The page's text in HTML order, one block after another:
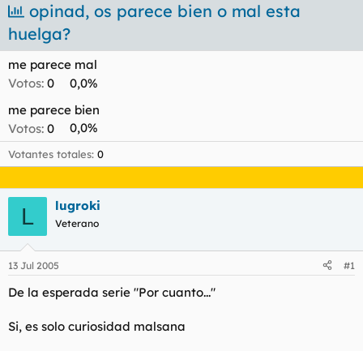
i
c
i
a
d
o
d
e
l
t
e
a
c
h
d
e
i
i
c
i
o
opinad, os parece bien o mal esta
huelga?
me parece mal
Votos: 0
0,0%
me parece bien
Votos: 0 0,0%
Votantes totales 0
L lugroki
Veterano
13 Jul 2005 #1
De la esperada serie "Por cuanto..."
Si, es solo curiosidad malsana